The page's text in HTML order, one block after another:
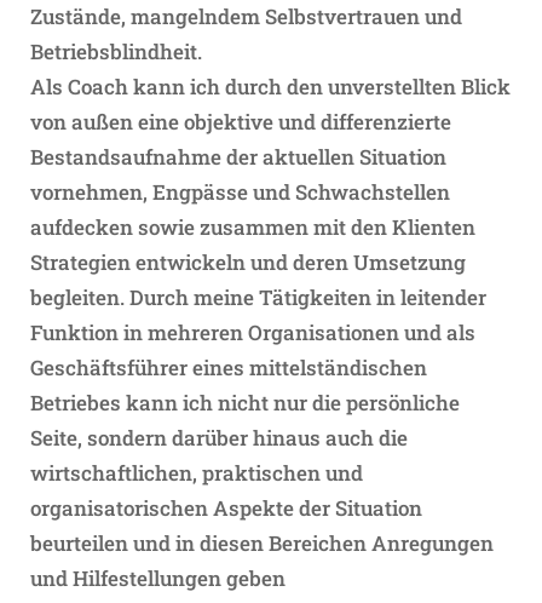
Zustände, mangelndem Selbstvertrauen und
Betriebsblindheit.
Als Coach kann ich durch den unverstellten Blick
von außen eine objektive und differenzierte
Bestandsaufnahme der aktuellen Situation
vornehmen, Engpässe und Schwachstellen
aufdecken sowie zusammen mit den Klienten
Strategien entwickeln und deren Umsetzung
begleiten.Durch meine Tätigkeiten in leitender
Funktion in mehreren Organisationen und als
Geschäftsführer eines mittelständischen
Betriebes kann ich nicht nur die persönliche
Seite, sondern darüber hinaus auch die
wirtschaftlichen, praktischen und
organisatorischen Aspekte der Situation
beurteilen und in diesen Bereichen Anregungen
und Hilfestellungen geben